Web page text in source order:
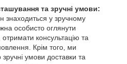
та зручні умови:
знаходиться у зручному
особисто оглянути
консультацію та
Крім того, ми
умови доставки та